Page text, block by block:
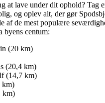
at lave under dit ophold? Tag
og oplev alt, der gør
af de mest populære
byens centum:
(20 km)
(20,4 km)
(14,7 km)
km)
km)